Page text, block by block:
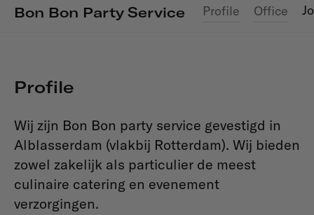
Bon Bon Party Service Profile Office
Profile
Wij zijn Bon Bon party service gevestigd in
Alblasserdam (vlakbij Rotterdam). Wij bieden
zowel zakelijk als particulier de meest
culinaire catering en evenement
verzorgingen.